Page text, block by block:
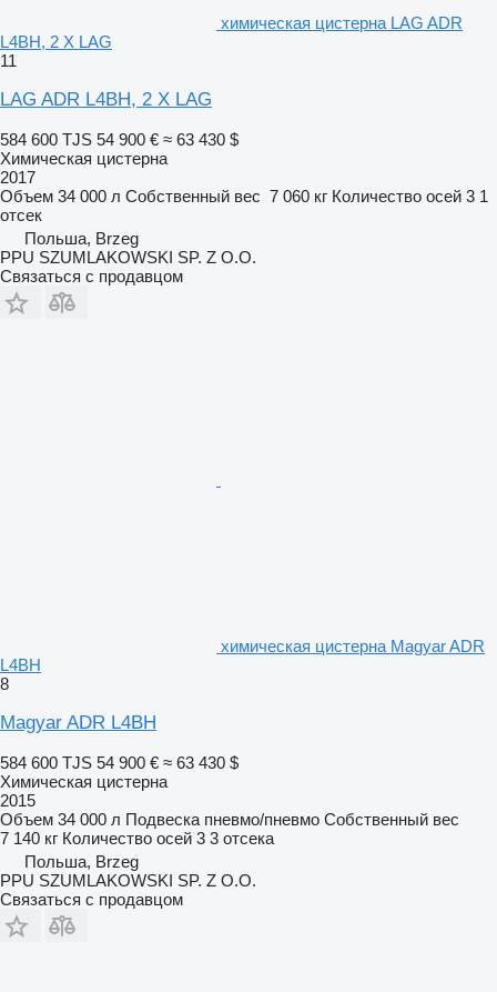
химическая цистерна LAG ADR
L4BH, 2 X LAG
11
LAG ADR L4BH, 2 X LAG
584 600 TJS 54 900 € ≈ 63 430 $
Химическая цистерна
2017
Объем 34 000 л Собственный вес 7 060 кг Количество осей 3 1
отсек
Польша, Brzeg
PPU SZUMLAKOWSKI SP. Z O.O.
Связаться с продавцом
химическая цистерна Magyar ADR
L4BH
8
Magyar ADR L4BH
584 600 TJS 54 900 € ≈ 63 430 $
Химическая цистерна
2015
Объем 34 000 л Подвеска пневмо/пневмо Собственный вес
7 140 кг Количество осей 3 3 отсека
Польша, Brzeg
PPU SZUMLAKOWSKI SP. Z O.O.
Связаться с продавцом